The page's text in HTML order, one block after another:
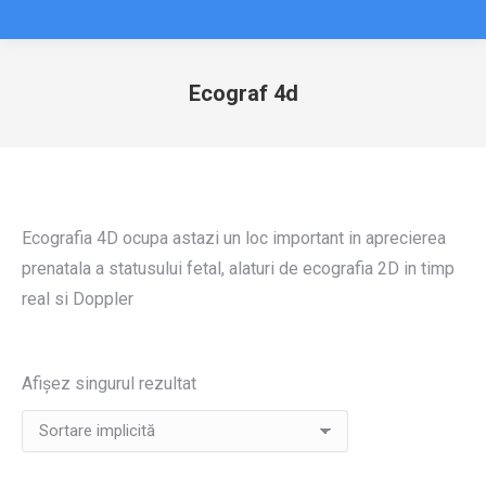
Ecograf 4d
Ecografia 4D ocupa astazi un loc important in aprecierea
prenatala a statusului fetal, alaturi de ecografia 2D in timp
real si Doppler
Afișez singurul rezultat